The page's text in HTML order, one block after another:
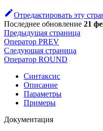
Отредактировать эту
Последнее обновление 21
Предыдущая страница
Оператор PREV
Следующая страница
Оператор ROUND
Синтаксис
Описание
Параметры
Примеры
Документация